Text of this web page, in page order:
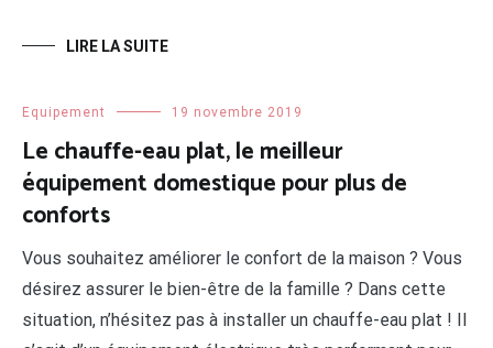
LIRE LA SUITE
Equipement 19 novembre 2019
Le chauffe-eau plat, le meilleur
équipement domestique pour plus de
conforts
Vous souhaitez améliorer le confort de la maison ? Vous
désirez assurer le bien-être de la famille ? Dans cette
situation, n’hésitez pas à installer un chauffe-eau plat ! Il